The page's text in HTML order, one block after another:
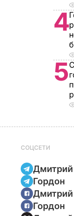
4
5
СОЦСЕТИ
Дмитрий
Гордон
Дмитрий
Гордон